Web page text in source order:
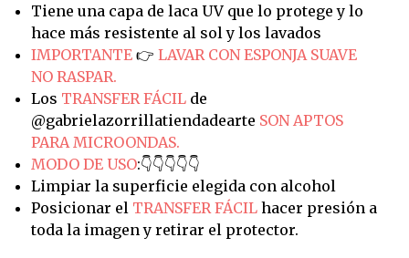
Tiene una capa de laca UV que lo protege y lo
hace más resistente al sol y los lavados
IMPORTANTE 👉 LAVAR CON ESPONJA SUAVE
NO RASPAR.
Los TRANSFER FÁCILde
@gabrielazorrillatiendadearte SON APTOS
PARA MICROONDAS.
MODO DE USO:👇👇👇👇👇
Limpiar la superficie elegida con alcohol
Posicionar el TRANSFER FÁCILhacer presión a
toda la imagen y retirar el protector.